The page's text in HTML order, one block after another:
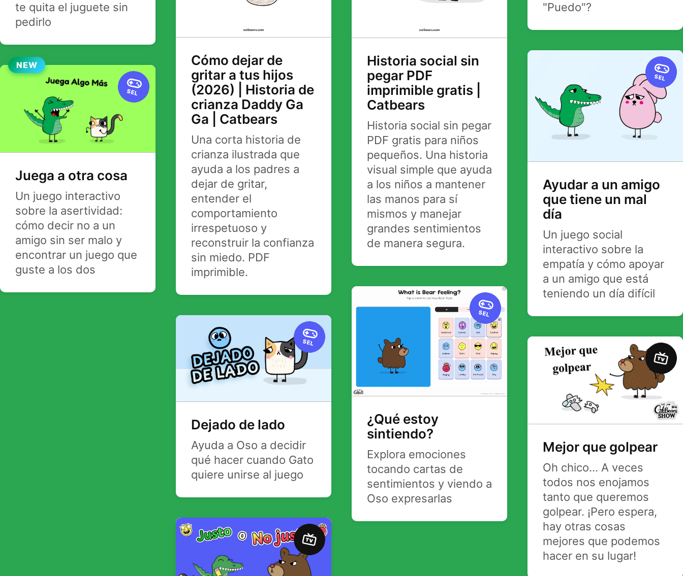
te quita el juguete sin
pedirlo
NEW
SEL
Juega a otra cosa
Un juego interactivo
sobre la asertividad:
cómo decir no a un
amigo sin ser malo y
encontrar un juego que
guste a los dos
Cómo dejar de
gritar a tus hijos
(2026) | Historia de
crianza Daddy Ga
Ga | Catbears
Una corta historia de
crianza ilustrada que
ayuda a los padres a
dejar de gritar,
entender el
comportamiento
irrespetuoso y
reconstruir la confianza
sin miedo. PDF
imprimible.
SEL
Dejado de lado
Ayuda a Oso a decidir
qué hacer cuando Gato
quiere unirse al juego
TV
Historia social sin
pegar PDF
imprimible gratis |
Catbears
Historia social sin pegar
PDF gratis para niños
pequeños. Una historia
visual simple que ayuda
a los niños a mantener
las manos para sí
mismos y manejar
grandes sentimientos
de manera segura.
SEL
¿Qué estoy
sintiendo?
Explora emociones
tocando cartas de
sentimientos y viendo a
Oso expresarlas
"Puedo"?
SEL
Ayudar a un amigo
que tiene un mal
día
Un juego social
interactivo sobre la
empatía y cómo apoyar
a un amigo que está
teniendo un día difícil
TV
Mejor que golpear
Oh chico... A veces
todos nos enojamos
tanto que queremos
golpear. ¡Pero espera,
hay otras cosas
mejores que podemos
hacer en su lugar!